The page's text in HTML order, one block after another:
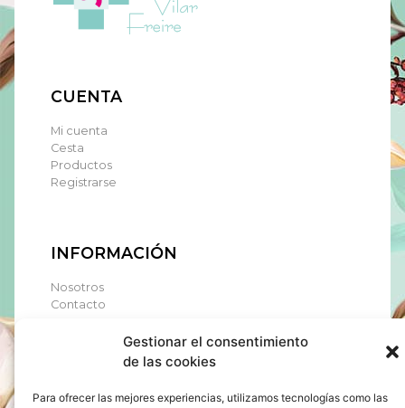
Gestionar el consentimiento
de las cookies
Para ofrecer las mejores experiencias, utilizamos tecnologías como las
CUENTA
Mi cuenta
Cesta
Productos
Registrarse
INFORMACIÓN
Nosotros
Contacto